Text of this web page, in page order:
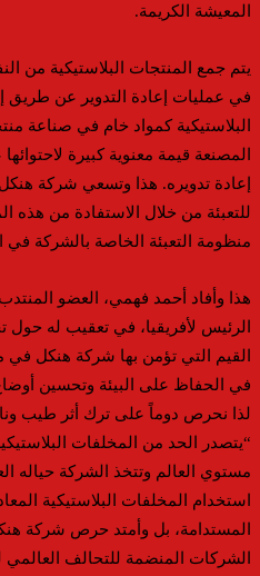
المعيشة الكريمة.
يتم جمع المنتجات البلاستيكية من
في عمليات إعادة التدوير عن طريق
البلاستيكية كمواد خام في صناعة
المصنعة قيمة معنوية كبيرة
إعادة تدويره. هذا وتسعي شركة
للتعبئة من خلال الاستفادة من هذه
منظومة التعبئة الخاصة بالشركة في
هذا وأفاد أحمد فهمي، العضو
الرئيس لأفريقيا، في تعقيب له حول
القيم التي تؤمن بها شركة هنكل في
في الحفاظ على البيئة وتحسين
لذا نحرص دوماً على ترك أثر طيب
“يتصدر الحد من المخلفات
مستوي العالم وتتخذ الشركة حياله
استخدام المخلفات البلاستيكية
المستدامة، بل وأمتد حرص شركة
الشركات المنضمة للتحالف